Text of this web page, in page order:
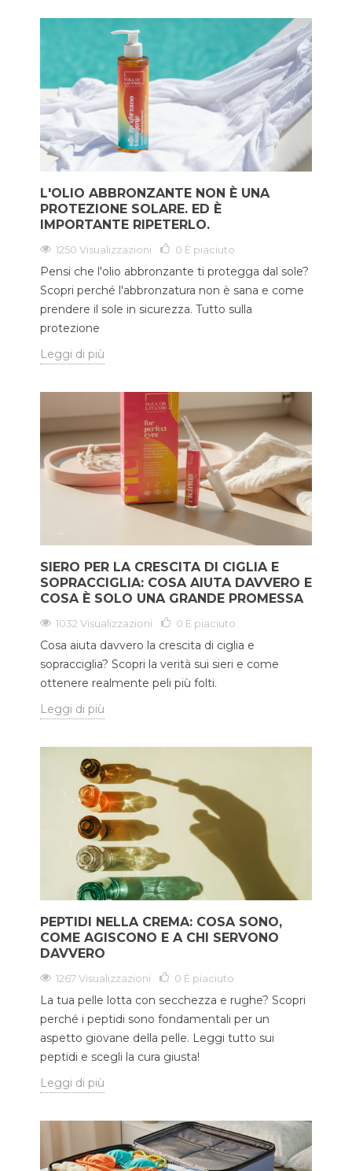
L'OLIO ABBRONZANTE NON È UNA
PROTEZIONE SOLARE. ED È
IMPORTANTE RIPETERLO.
1250 Visualizzazioni 0 È piaciuto
Pensi che l'olio abbronzante ti protegga dal sole?
Scopri perché l'abbronzatura non è sana e come
prendere il sole in sicurezza. Tutto sulla
protezione
Leggi di più
SIERO PER LA CRESCITA DI CIGLIA E
SOPRACCIGLIA: COSA AIUTA DAVVERO E
COSA È SOLO UNA GRANDE PROMESSA
1032 Visualizzazioni 0 È piaciuto
Cosa aiuta davvero la crescita di ciglia e
sopracciglia? Scopri la verità sui sieri e come
ottenere realmente peli più folti.
Leggi di più
PEPTIDI NELLA CREMA: COSA SONO,
COME AGISCONO E A CHI SERVONO
DAVVERO
1267 Visualizzazioni 0 È piaciuto
La tua pelle lotta con secchezza e rughe? Scopri
perché i peptidi sono fondamentali per un
aspetto giovane della pelle. Leggi tutto sui
peptidi e scegli la cura giusta!
Leggi di più